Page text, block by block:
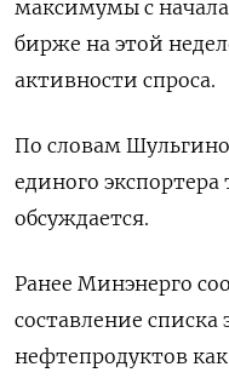
максимумы с
бирже на этой
активности спроса.
По словам
единого
обсуждается.
Ранее Минэнерго
составление списка
нефтепродуктов